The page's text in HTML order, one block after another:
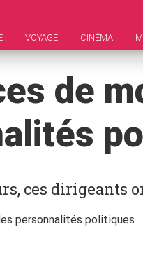
VOYAGE CINÉMA
de
ces dirigeants